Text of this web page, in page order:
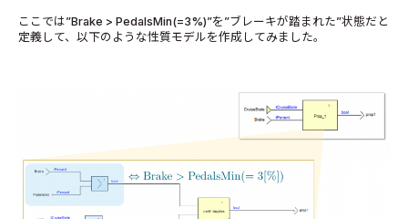
ここでは”Brake > PedalsMin(=3%)”を”ブレーキが踏まれた”状態だと
定義して、以下のような性質モデルを作成してみました。